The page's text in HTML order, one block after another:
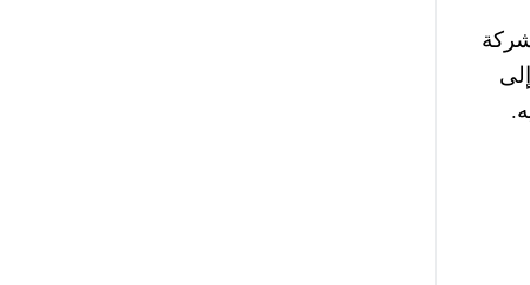
من 10 آلاف جنيه إلى